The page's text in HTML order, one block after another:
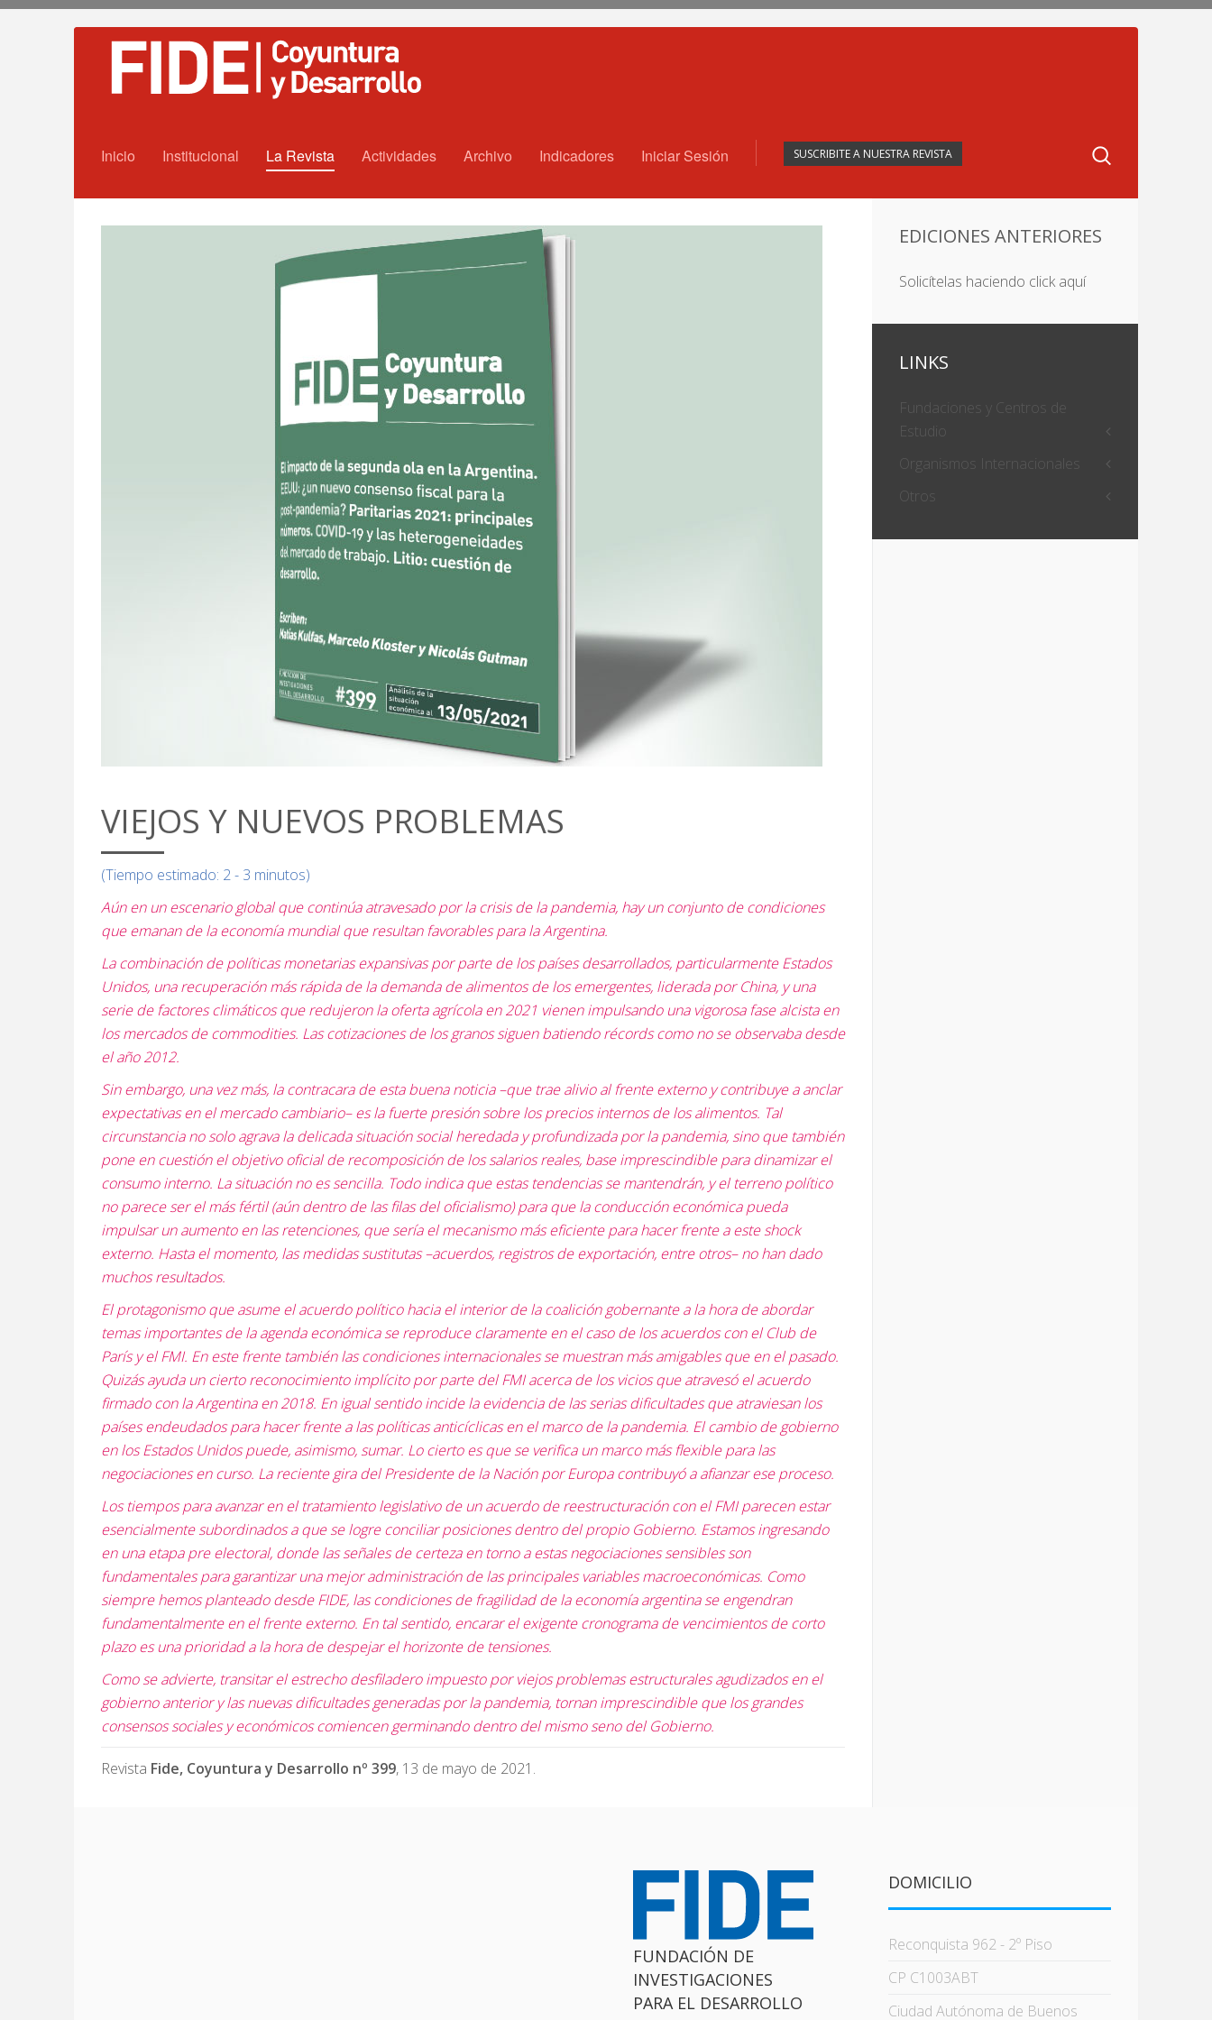
Inicio Institucional La Revista Actividades Archivo Indicadores Iniciar Sesión SUSCRIBITE A NUESTRA REVISTA
VIEJOS Y NUEVOS PROBLEMAS
(Tiempo estimado: 2 - 3 minutos)
Aún en un escenario global que continúa atravesado por la crisis de la pandemia, hay un conjunto de condiciones
que emanan de la economía mundial que resultan favorables para la Argentina.
La combinación de políticas monetarias expansivas por parte de los países desarrollados, particularmente Estados
Unidos, una recuperación más rápida de la demanda de alimentos de los emergentes, liderada por China, y una
serie de factores climáticos que redujeron la oferta agrícola en 2021 vienen impulsando una vigorosa fase alcista en
los mercados de commodities. Las cotizaciones de los granos siguen batiendo récords como no se observaba desde
el año 2012.
Sin embargo, una vez más, la contracara de esta buena noticia –que trae alivio al frente externo y contribuye a anclar
expectativas en el mercado cambiario– es la fuerte presión sobre los precios internos de los alimentos. Tal
circunstancia no solo agrava la delicada situación social heredada y profundizada por la pandemia, sino que también
pone en cuestión el objetivo oficial de recomposición de los salarios reales, base imprescindible para dinamizar el
consumo interno. La situación no es sencilla. Todo indica que estas tendencias se mantendrán, y el terreno político
no parece ser el más fértil (aún dentro de las filas del oficialismo) para que la conducción económica pueda
impulsar un aumento en las retenciones, que sería el mecanismo más eficiente para hacer frente a este shock
externo. Hasta el momento, las medidas sustitutas –acuerdos, registros de exportación, entre otros– no han dado
muchos resultados.
El protagonismo que asume el acuerdo político hacia el interior de la coalición gobernante a la hora de abordar
temas importantes de la agenda económica se reproduce claramente en el caso de los acuerdos con el Club de
París y el FMI. En este frente también las condiciones internacionales se muestran más amigables que en el pasado.
Quizás ayuda un cierto reconocimiento implícito por parte del FMI acerca de los vicios que atravesó el acuerdo
firmado con la Argentina en 2018. En igual sentido incide la evidencia de las serias dificultades que atraviesan los
países endeudados para hacer frente a las políticas anticíclicas en el marco de la pandemia. El cambio de gobierno
en los Estados Unidos puede, asimismo, sumar. Lo cierto es que se verifica un marco más flexible para las
negociaciones en curso. La reciente gira del Presidente de la Nación por Europa contribuyó a afianzar ese proceso.
Los tiempos para avanzar en el tratamiento legislativo de un acuerdo de reestructuración con el FMI parecen estar
esencialmente subordinados a que se logre conciliar posiciones dentro del propio Gobierno. Estamos ingresando
en una etapa pre electoral, donde las señales de certeza en torno a estas negociaciones sensibles son
fundamentales para garantizar una mejor administración de las principales variables macroeconómicas. Como
siempre hemos planteado desde FIDE, las condiciones de fragilidad de la economía argentina se engendran
fundamentalmente en el frente externo. En tal sentido, encarar el exigente cronograma de vencimientos de corto
plazo es una prioridad a la hora de despejar el horizonte de tensiones.
Como se advierte, transitar el estrecho desfiladero impuesto por viejos problemas estructurales agudizados en el
gobierno anterior y las nuevas dificultades generadas por la pandemia, tornan imprescindible que los grandes
consensos sociales y económicos comiencen germinando dentro del mismo seno del Gobierno.
Revista Fide, Coyuntura y Desarrollo nº 399, 13 de mayo de 2021.
EDICIONES ANTERIORES
Solicítelas haciendo click aquí
LINKS
Fundaciones y Centros de
Estudio
Organismos Internacionales
Otros
FUNDACIÓN DE
INVESTIGACIONES
PARA EL DESARROLLO
DOMICILIO
Reconquista 962 - 2º Piso
CP C1003ABT
Ciudad Autónoma de Buenos